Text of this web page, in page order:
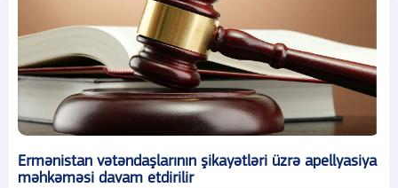
Ermənistan vətəndaşlarının şikayətləri üzrə apellyasiya
məhkəməsi davam etdirilir